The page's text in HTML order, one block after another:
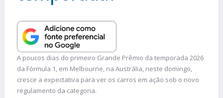
A poucos dias do primeiro Grande Prêmio da temporada 2026
da Fórmula 1, em Melbourne, na Austrália, neste domingo,
cresce a expectativa para ver os carros em ação sob o novo
regulamento da categoria.